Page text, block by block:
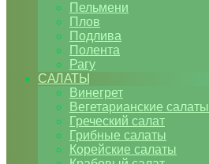
Пельмени
Плов
Подлива
Полента
Рагу
САЛАТЫ
Винегрет
Вегетарианские салаты
Греческий салат
Грибные салаты
Корейские салаты